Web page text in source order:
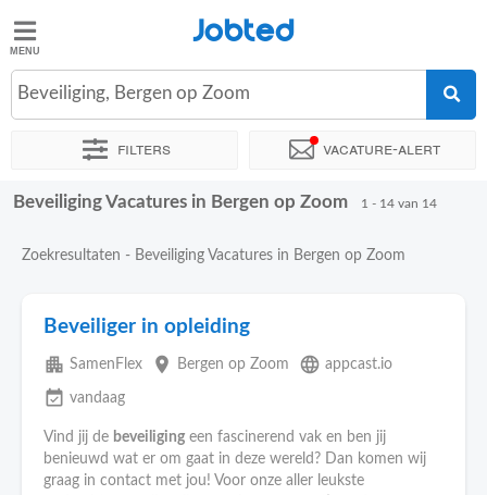
Jobted
Vacatures
Salarissen
Jobted
Beveiliging, Bergen op Zoom
Filters Vacature-alert
Sorteer op Exacte locatie Uitzendbureau Soort
Beveiliging Vacatures in Bergen op Zoom 1 - 14 van 14
Zoekresultaten - Beveiliging Vacatures in Bergen op Zoom
Beveiliger in opleiding
apartment SamenFlex place Bergen op Zoom language appcast.io
event_available vandaag
Vind jij de beveiliging een fascinerend vak en ben jij
benieuwd wat er om gaat in deze wereld? Dan komen wij
graag in contact met jou! Voor onze aller leukste